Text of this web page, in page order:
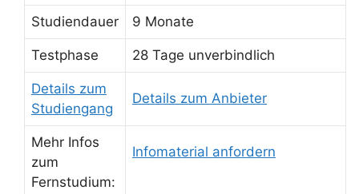
Studiendauer 9 Monate
Testphase 28 Tage unverbindlich
Details zum
Studiengang
Details zum Anbieter
Mehr Infos
zum
Fernstudium:
Infomaterial anfordern